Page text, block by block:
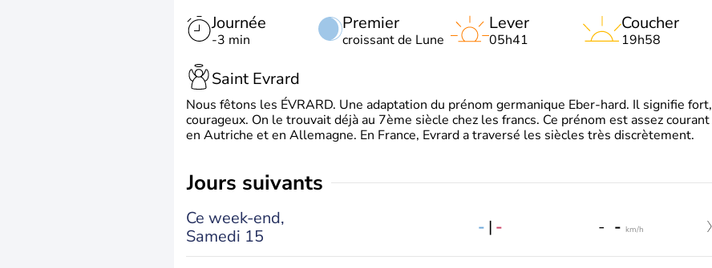
Journée
-3 min
Premier
croissant de Lune
Lever
05h41
Coucher
19h58
Saint Evrard
Nous fêtons les ÉVRARD. Une adaptation du prénom germanique Eber-hard. Il signifie fort,
courageux. On le trouvait déjà au 7ème siècle chez les francs. Ce prénom est assez courant
en Autriche et en Allemagne. En France, Evrard a traversé les siècles très discrètement.
jours suivants
Ce week-end,
Samedi 15
- | - - - km/h